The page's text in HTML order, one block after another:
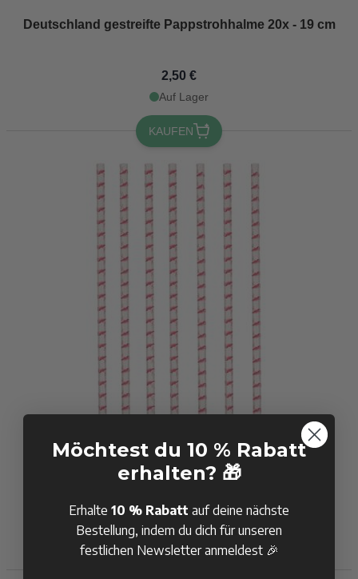
Deutschland gestreifte Pappstrohhalme 20x - 19 cm
2,50 €
Auf Lager
KAUFEN
Flamingo sugerør 12x - 19,7 cm
4,50 €
Auf Lager
Möchtest du 10 % Rabatt
erhalten? 🎁
Erhalte 10 % Rabatt auf deine nächste
Bestellung, indem du dich für unseren
festlichen Newsletter anmeldest 🎉